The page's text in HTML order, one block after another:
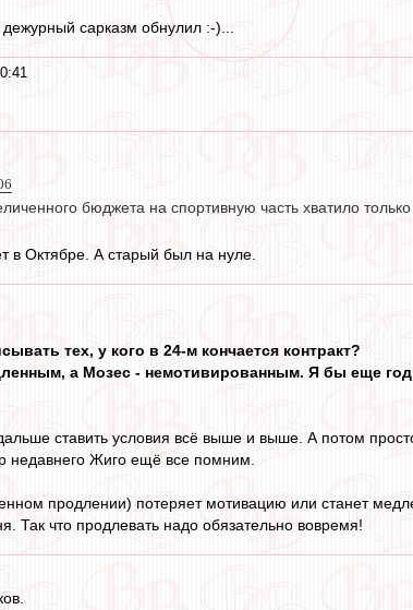
сарказм обнулил :-)...
бюджета на спортивную часть хватило
в Октябре. А старый был на нуле.
тех, у кого в 24-м кончается контракт?
а Мозес - немотивированным. Я бы еще
ставить условия всё выше и выше. А потом
недавнего Жиго ещё все помним.
продлении) потеряет мотивацию или станет
Так что продлевать надо обязательно вовремя!